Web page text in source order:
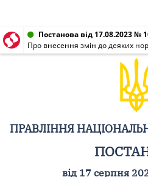
Постанова від 17.08.2023 №